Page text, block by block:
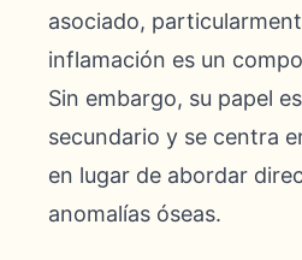
asociado,
inflamación es un
Sin embargo, su papel
secundario y se centra
en lugar de abordar
anomalías óseas.